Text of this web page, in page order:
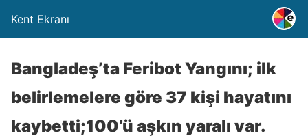
Kent Ekranı
Bangladeş’ta Feribot Yangını; ilk
belirlemelere göre 37 kişi hayatını
kaybetti;100’ü aşkın yaralı var.